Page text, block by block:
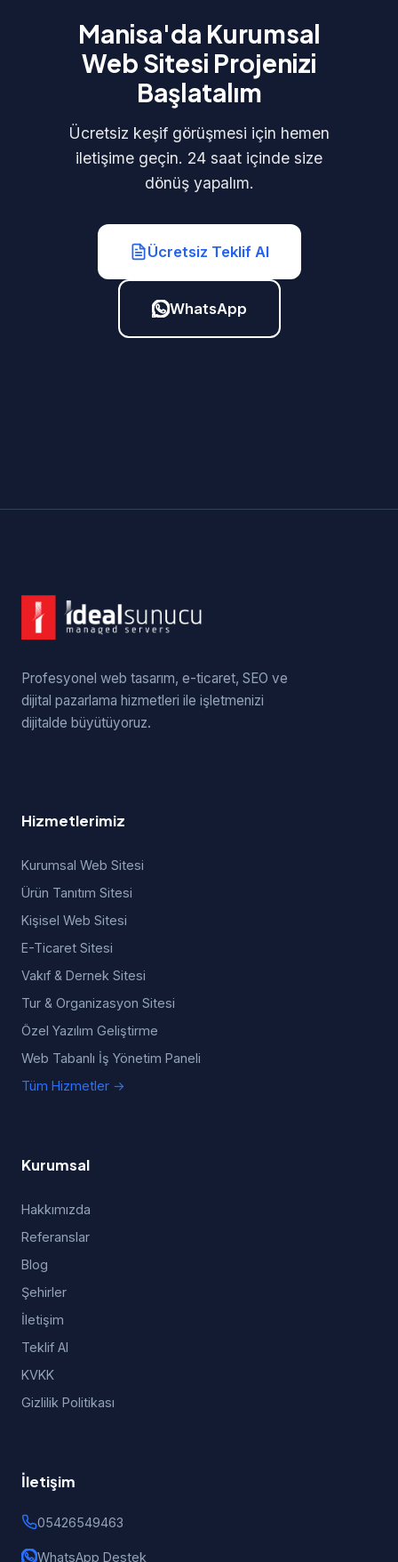
Manisa'da Kurumsal
Web Sitesi Projenizi
Başlatalım
Ücretsiz keşif görüşmesi için hemen
iletişime geçin. 24 saat içinde size
dönüş yapalım.
Ücretsiz Teklif Al
WhatsApp
Profesyonel web tasarım, e-ticaret, SEO ve
dijital pazarlama hizmetleri ile işletmenizi
dijitalde büyütüyoruz.
Hizmetlerimiz
Kurumsal Web Sitesi
Ürün Tanıtım Sitesi
Kişisel Web Sitesi
E-Ticaret Sitesi
Vakıf & Dernek Sitesi
Tur & Organizasyon Sitesi
Özel Yazılım Geliştirme
Web Tabanlı İş Yönetim Paneli
Tüm Hizmetler →
Kurumsal
Hakkımızda
Referanslar
Blog
Şehirler
İletişim
Teklif Al
KVKK
Gizlilik Politikası
İletişim
05426549463
WhatsApp Destek